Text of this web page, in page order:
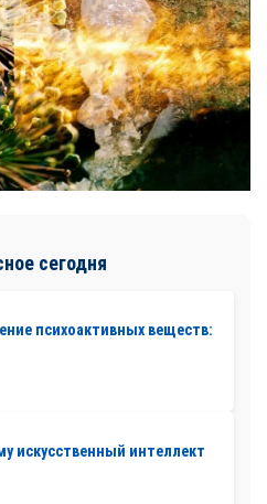
сегодня
психоактивных веществ:
искусственный интеллект